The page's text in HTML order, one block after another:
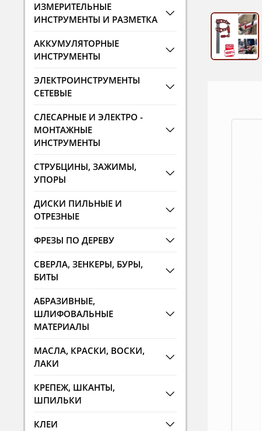
ИЗМЕРИТЕЛЬНЫЕ
ИНСТРУМЕНТЫ И РАЗМЕТКА
АККУМУЛЯТОРНЫЕ
ИНСТРУМЕНТЫ
ЭЛЕКТРОИНСТРУМЕНТЫ
СЕТЕВЫЕ
СЛЕСАРНЫЕ И ЭЛЕКТРО -
МОНТАЖНЫЕ
ИНСТРУМЕНТЫ
СТРУБЦИНЫ, ЗАЖИМЫ,
УПОРЫ
ДИСКИ ПИЛЬНЫЕ И
ОТРЕЗНЫЕ
ФРЕЗЫ ПО ДЕРЕВУ
СВЕРЛА, ЗЕНКЕРЫ, БУРЫ,
БИТЫ
АБРАЗИВНЫЕ,
ШЛИФОВАЛЬНЫЕ
МАТЕРИАЛЫ
МАСЛА, КРАСКИ, ВОСКИ,
ЛАКИ
КРЕПЕЖ, ШКАНТЫ,
ШПИЛЬКИ
КЛЕИ